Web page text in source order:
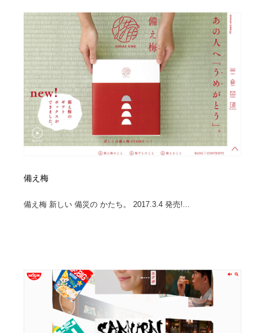
備え梅
備え梅 新しい 備災の かたち。 2017.3.4 発売!...